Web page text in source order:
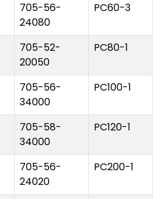
705-56-
24080
PC60-3
705-52-
20050
PC80-1
705-56-
34000
PC100-1
705-58-
34000
PC120-1
705-56-
24020
PC200-1